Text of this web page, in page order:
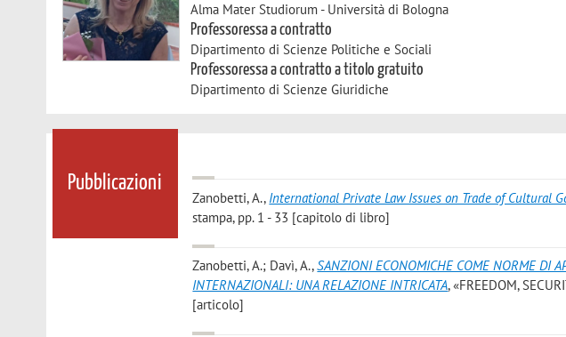
Alma Mater Studiorum - Università di Bologna
Professoressa a contratto
Dipartimento di Scienze Politiche e Sociali
Professoressa a contratto a titolo gratuito
Dipartimento di Scienze Giuridiche
Pubblicazioni
Zanobetti, A., International Private Law Issues on Trade of Cultural
stampa, pp. 1 - 33 [capitolo di libro]
Zanobetti, A.; Davì, A.,SANZIONI ECONOMICHE COME NORME DI
INTERNAZIONALI: UNA RELAZIONE INTRICATA, «FREEDOM,
[articolo]